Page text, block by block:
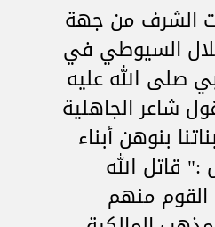
الشرف من جهة
السيوطي في
صلى الله عليه
شاعر الجاهلية
بنوهن أبناء
:" قاتل الله
منهم